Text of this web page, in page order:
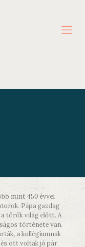
mint 450 évvel
Pápa gazdag
török világ előtt. A
története van.
a kollégiumnak
és ott voltak jó pár